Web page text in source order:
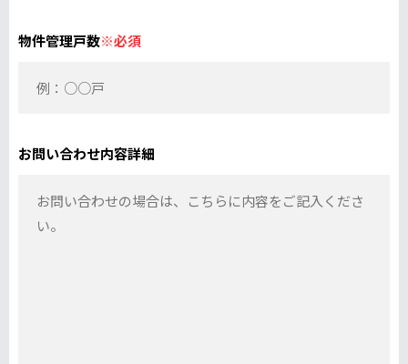
物件管理戸数※必須
お問い合わせ内容詳細